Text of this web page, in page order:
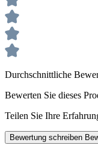
Durchschnittliche
Bewerten Sie dieses
Teilen Sie Ihre
Bewertung schreiben